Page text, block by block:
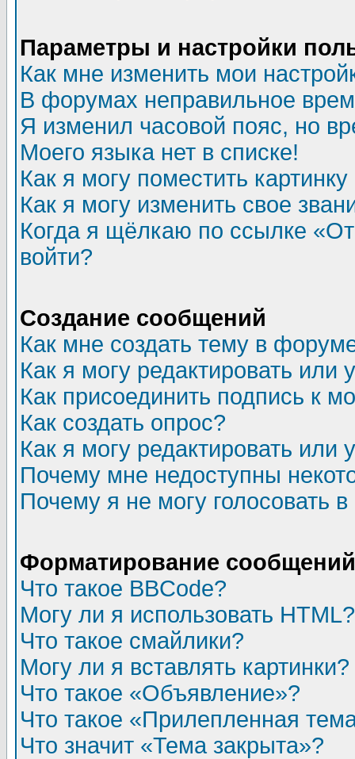
Параметры и настройки
Как мне изменить мои
В форумах неправильное
Я изменил часовой пояс, но
Моего языка нет в списке!
Как я могу поместить
Как я могу изменить свое
Когда я щёлкаю по ссылке
войти?
Создание сообщений
Как мне создать тему в
Как я могу редактировать или
Как присоединить подпись к
Как создать опрос?
Как я могу редактировать или
Почему мне недоступны
Почему я не могу голосовать
Форматирование
Что такое BBCode?
Могу ли я использовать HTML?
Что такое смайлики?
Могу ли я вставлять картинки?
Что такое «Объявление»?
Что такое «Прилепленная
Что значит «Тема закрыта»?